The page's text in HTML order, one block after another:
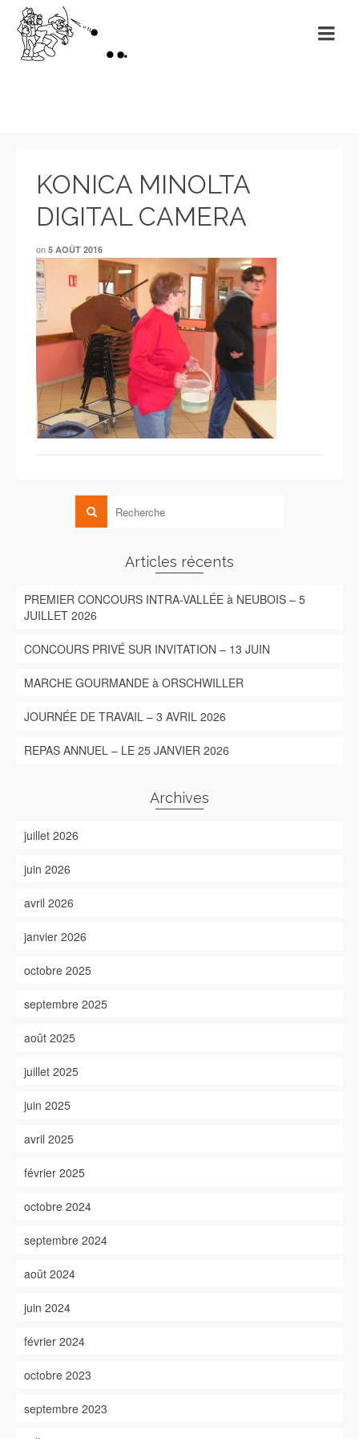
KONICA MINOLTA
DIGITAL CAMERA
on 5 AOÛT 2016
Articles récents
PREMIER CONCOURS INTRA-VALLÉE à NEUBOIS – 5
JUILLET 2026
CONCOURS PRIVÉ SUR INVITATION – 13 JUIN
MARCHE GOURMANDE à ORSCHWILLER
JOURNÉE DE TRAVAIL – 3 AVRIL 2026
REPAS ANNUEL – LE 25 JANVIER 2026
Archives
juillet 2026
juin 2026
avril 2026
janvier 2026
octobre 2025
septembre 2025
août 2025
juillet 2025
juin 2025
avril 2025
février 2025
octobre 2024
septembre 2024
août 2024
juin 2024
février 2024
octobre 2023
septembre 2023